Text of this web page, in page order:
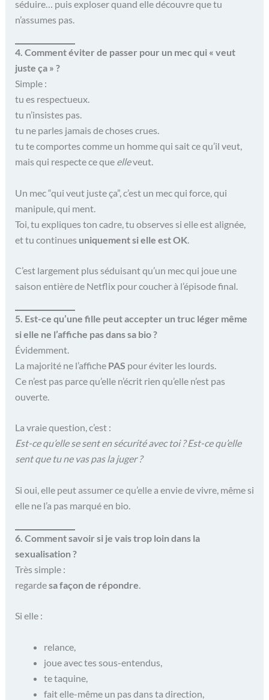
séduire… puis exploser quand elle découvre que tu
n’assumes pas.
4. Comment éviter de passer pour un mec qui « veut
juste ça » ?
Simple :
tu es respectueux.
tu n’insistes pas.
tu ne parles jamais de choses crues.
tu te comportes comme un homme qui sait ce qu’il veut,
mais qui respecte ce que elleveut.
Un mec “qui veut juste ça”, c’est un mec qui force, qui
manipule, qui ment.
Toi, tu expliques ton cadre, tu observes si elle est alignée,
et tu continues uniquement si elle est OK.
C’est largement plus séduisant qu’un mec qui joue une
saison entière de Netflix pour coucher à l’épisode final.
5. Est-ce qu’une fille peut accepter un truc léger même
si elle ne l’affiche pas dans sa bio ?
Évidemment.
La majorité ne l’affiche PAS pour éviter les lourds.
Ce n’est pas parce qu’elle n’écrit rien qu’elle n’est pas
ouverte.
La vraie question, c’est :
Est-ce qu’elle se sent en sécurité avec toi ? Est-ce qu’elle
sent que tu ne vas pas la juger ?
Si oui, elle peut assumer ce qu’elle a envie de vivre, même si
elle ne l’a pas marqué en bio.
6. Comment savoir si je vais trop loin dans la
sexualisation ?
Très simple :
regardesa façon de répondre
Si elle :
relance,
joue avec tes sous-entendus,
te taquine,
fait elle-même un pas dans ta direction,